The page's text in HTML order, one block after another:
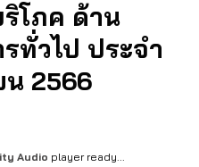
โภค ด้าน
ทั่วไป ประจำ
2566
Audio player ready...